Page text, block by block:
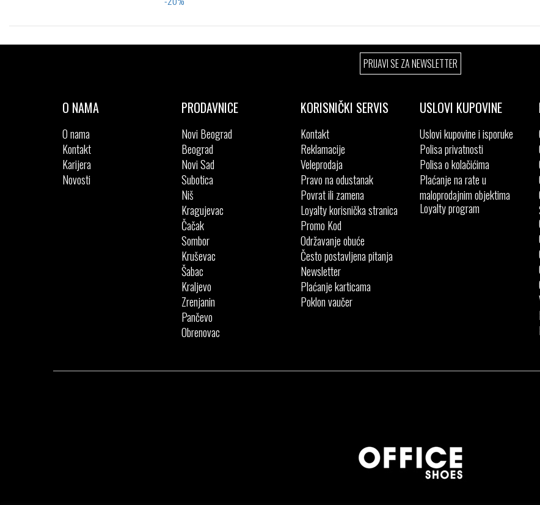
31
26
PRIJAVI SE ZA NEWSLETTER
O NAMA
O nama
Kontakt
Karijera
Novosti
PRODAVNICE
Novi Beograd
Beograd
Novi Sad
Subotica
Niš
Kragujevac
Čačak
Sombor
Kruševac
Šabac
Kraljevo
Zrenjanin
Pančevo
Obrenovac
KORISNIČKI SERVIS
Kontakt
Reklamacije
Veleprodaja
Pravo na odustanak
Povrat ili zamena
Loyalty korisnička stranica
Promo Kod
Održavanje obuće
Često postavljena pitanja
Newsletter
Plaćanje karticama
Poklon vaučer
USLOVI KUPOVINE
Uslovi kupovine i isporuke
Polisa privatnosti
Polisa o kolačićima
Plaćanje na rate u
maloprodajnim objektima
Loyalty program